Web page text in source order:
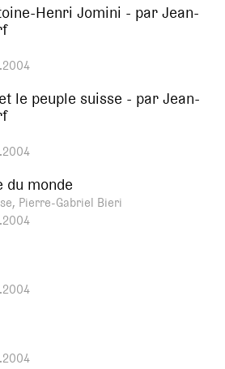
Henri Jomini - par Jean-
le peuple suisse - par Jean-
du monde
Pierre-Gabriel Bieri